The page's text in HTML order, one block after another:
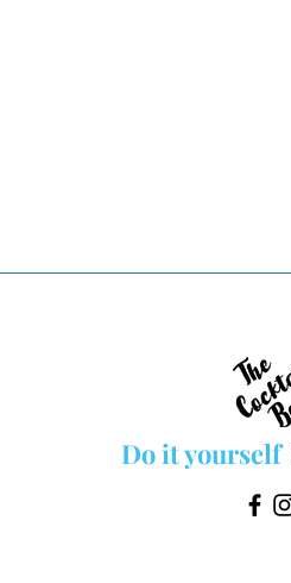
Do it yourself